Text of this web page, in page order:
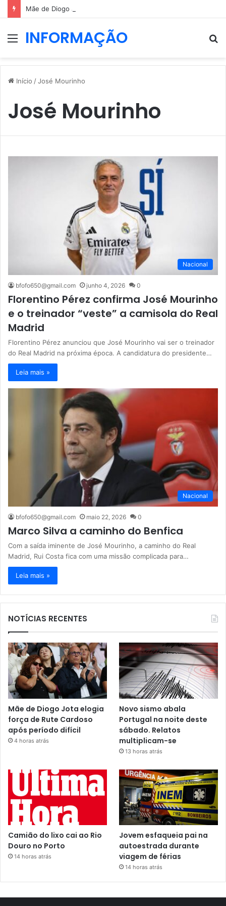
MenuINFORMAÇÃO
Início /José Mourinho
José Mourinho
Nacional
bfofo650@gmail.com junho 4, 2026 0
Florentino Pérez confirma José Mourinho
e o treinador “veste” a camisola do Real
Madrid
Florentino Pérez anunciou que José Mourinho vai ser o treinador
do Real Madrid na próxima época. A candidatura do presidente…
Leia mais »
Nacional
bfofo650@gmail.com maio 22, 2026 0
Marco Silva a caminho do Benfica
Com a saída iminente de José Mourinho, a caminho do Real
Madrid, Rui Costa fica com uma missão complicada para…
Leia mais »
NOTÍCIAS RECENTES
Mãe de Diogo Jota elogia
força de Rute Cardoso
após período difícil
4 horas atrás
Novo sismo abala
Portugal na noite deste
sábado. Relatos
multiplicam-se
13 horas atrás
Camião do lixo cai ao Rio
Douro no Porto
14 horas atrás
Jovem esfaqueia pai na
autoestrada durante
viagem de férias
14 horas atrás